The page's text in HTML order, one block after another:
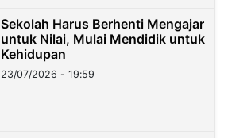
Sekolah Harus Berhenti Mengajar
untuk Nilai, Mulai Mendidik untuk
Kehidupan
23/07/2026 - 19:59